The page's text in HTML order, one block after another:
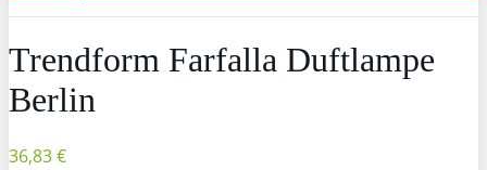
Trendform Farfalla Duftlampe
Berlin
36,83 €